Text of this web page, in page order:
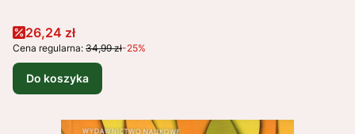
Cena promocyjna
26,24 zł
Cena regularna: 34,99 zł-25%
Do koszyka